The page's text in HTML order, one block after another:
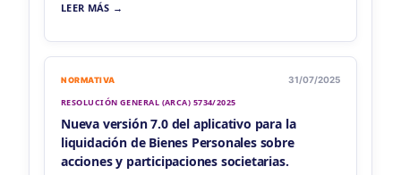
LEER MÁS →
NORMATIVA 31/07/2025
RESOLUCIÓN GENERAL (ARCA) 5734/2025
Nueva versión 7.0 del aplicativo para la
liquidación de Bienes Personales sobre
acciones y participaciones societarias.